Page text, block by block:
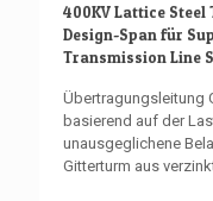
400KV Lattice
Design-Span für
Transmission Line
Übertragungsleitung
basierend auf der
unausgeglichene
Gitterturm aus